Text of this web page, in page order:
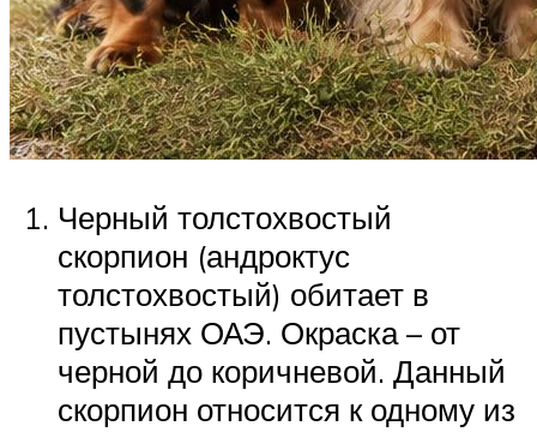
Черный толстохвостый
скорпион (андроктус
толстохвостый) обитает в
пустынях ОАЭ. Окраска – от
черной до коричневой. Данный
скорпион относится к одному из